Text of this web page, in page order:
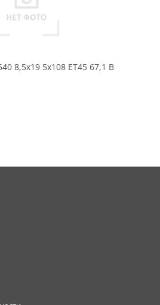
8,5x19 5x108 ET45 67,1 B